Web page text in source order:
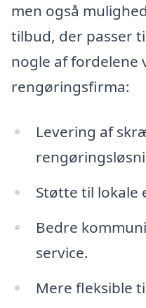
men også
tilbud, der passer
nogle af fordelene
rengøringsfirma:
Levering af
Støtte til lokale
Bedre
service.
Mere fleksible